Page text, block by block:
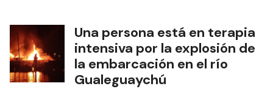
Una persona está en terapia
intensiva por la explosión de
la embarcación en el río
Gualeguaychú